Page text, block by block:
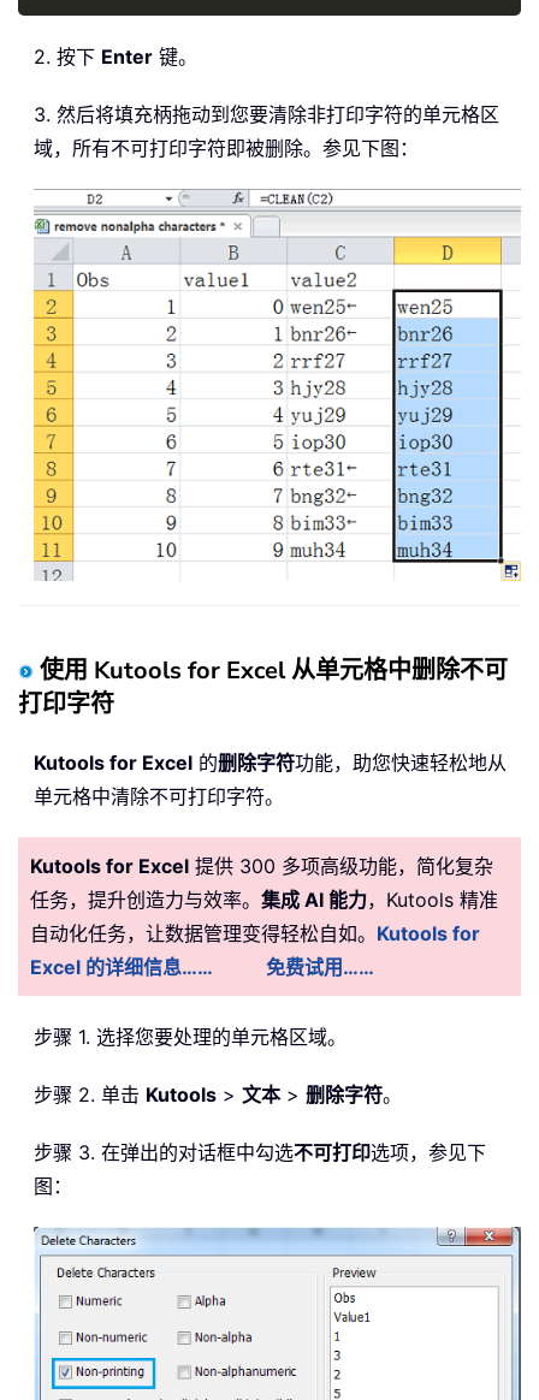
2. 按下 Enter 键。
3. 然后将填充柄拖动到您要清除非打印字符的单元格区
域，所有不可打印字符即被删除。参见下图：
使用 Kutools for Excel 从单元格中删除不可
打印字符
Kutools for Excel 的删除字符功能，助您快速轻松地从
单元格中清除不可打印字符。
Kutools for Excel 提供 300 多项高级功能，简化复杂
任务，提升创造力与效率。 集成 AI 能力，Kutools 精准
自动化任务，让数据管理变得轻松自如。 Kutools for
Excel 的详细信息……
免费试用……
步骤 1. 选择您要处理的单元格区域。
步骤 2. 单击 Kutools > 文本> 删除字符。
步骤 3. 在弹出的对话框中勾选不可打印选项，参见下
图：